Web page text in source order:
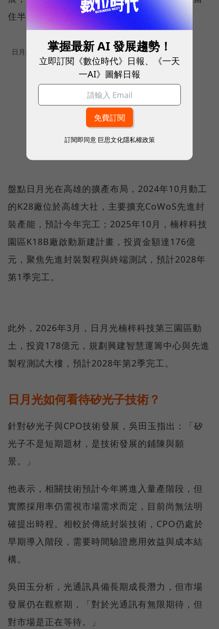
住半導體技術人才。
日月光建廠進度
盤點日月光在高雄的擴產布局，2024年10月動工
的K28廠位於高雄大社，主要擴充CoWoS先進封
裝產能，預計今年完工；2025年10月，楠梓科技
園區K18B廠啟動新建計畫，投資金額達176億
元，聚焦先進封裝製程與終端測試，預計2028年
第1季完工。
此外，2026年3月，日月光楠梓科技第三園區動
土，投資178億元，規劃興建智慧運籌中心與先進
製程測試大樓，預計2028年第2季完工。
日月光如何看待矽光子技術？
針對矽光子與CPO技術發展，吳田玉指出：「矽
光子不是短期題材，是技術發展的鋪陳與願
景。」
他表示，相關技術預計今年將進入量產階段，但
實際採用率仍需視市場需求而定，目前尚無法明
確提出時程。相較於傳統封裝技術，CPO仍處於
早期導入階段，需要時間驗證應用效益與成本結
構。
吳田玉分析，光通訊具備長期成長潛力，但市場
發展仍在觀察期，「對於光通訊有無限期待，但
對市場是正在等待。」
掌握最新 AI 發展趨勢！
立即訂閱《數位時代》日報、《一天
一AI》圖解日報
訂閱即同意 巨思文化隱私權政策